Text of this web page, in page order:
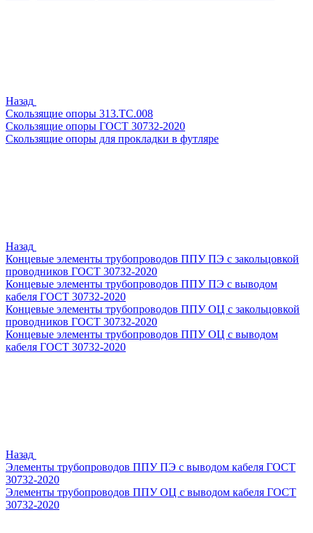
Назад
Скользящие опоры 313.ТС.008
Скользящие опоры ГОСТ 30732-2020
Скользящие опоры для прокладки в футляре
Назад
Концевые элементы трубопроводов ППУ ПЭ с закольцовкой
проводников ГОСТ 30732-2020
Концевые элементы трубопроводов ППУ ПЭ с выводом
кабеля ГОСТ 30732-2020
Концевые элементы трубопроводов ППУ ОЦ с закольцовкой
проводников ГОСТ 30732-2020
Концевые элементы трубопроводов ППУ ОЦ с выводом
кабеля ГОСТ 30732-2020
Назад
Элементы трубопроводов ППУ ПЭ с выводом кабеля ГОСТ
30732-2020
Элементы трубопроводов ППУ ОЦ с выводом кабеля ГОСТ
30732-2020